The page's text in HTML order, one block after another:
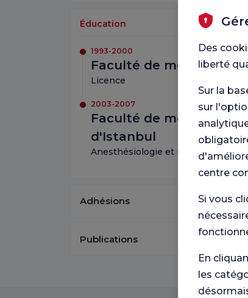
Éducation
1993-2000
Faculté de médecine
Licence
2003-2007
Faculté de médecine
d'Istanbul
Anesthésiologie et réanimation
Adhésions
Publications
Des
liberté
Sur la
sur
centre
Si vous
En
les